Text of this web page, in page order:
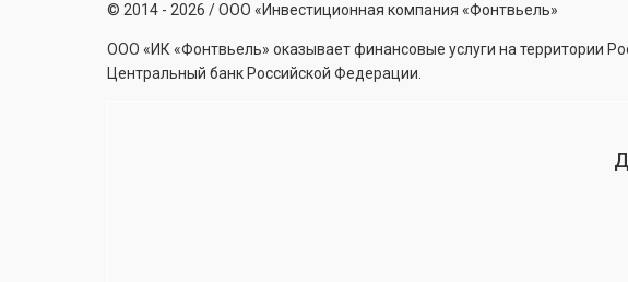
© 2014 - 2026 / ООО «Инвестиционная компания «Фонтвьель»
ООО «ИК «Фонтвьель» оказывает финансовые услуги на территории
Центральный банк Российской Федерации.